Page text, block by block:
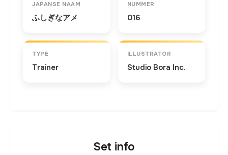
JAPANSE NAAM
ふしぎなアメ
NUMMER
016
TYPE
Trainer
ILLUSTRATOR
Studio Bora Inc.
Set info